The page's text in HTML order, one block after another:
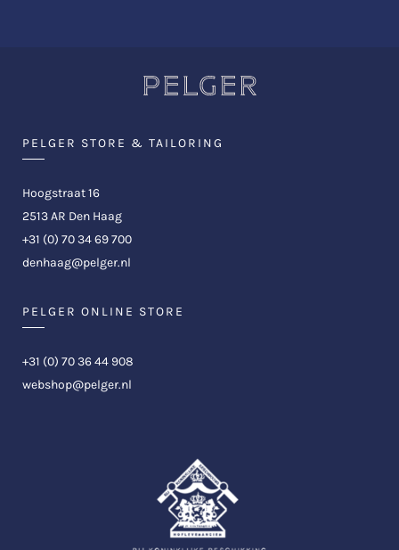
PELGER STORE & TAILORING
Hoogstraat 16
2513 AR Den Haag
+31 (0) 70 34 69 700
denhaag@pelger.nl
PELGER ONLINE STORE
+31 (0) 70 36 44 908
webshop@pelger.nl